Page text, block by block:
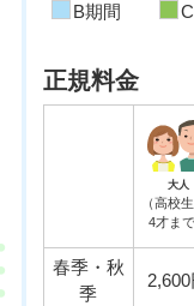
B期間
正規料金
大人
（高校
4才まで
春季・秋
季
2,600